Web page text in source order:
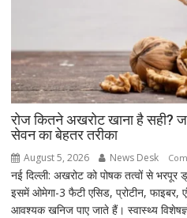
रोज कितने अखरोट खाना है सही?
सेवन का बेहतर तरीका
August 5, 2026 News Desk
नई दिल्ली: अखरोट को पोषक तत्वों से भरपूर
इसमें ओमेगा-3 फैटी एसिड, प्रोटीन, फाइबर,
आवश्यक खनिज पाए जाते हैं। स्वास्थ्य